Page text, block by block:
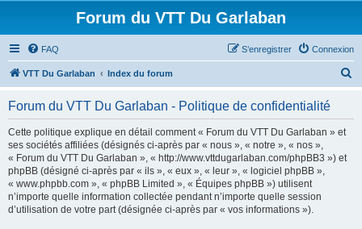
Forum du VTT Du Garlaban
FAQ Connexion
S’enregistrer
VTT Du Garlaban Index du forum
Forum du VTT Du Garlaban - Politique de confidentialité
Cette politique explique en détail comment « Forum du VTT Du Garlaban » et
ses sociétés affiliées (désignés ci-après par « nous », « notre », « nos »,
« Forum du VTT Du Garlaban », « http://www.vttdugarlaban.com/phpBB3 ») et
phpBB (désigné ci-après par « ils », « eux », « leur », « logiciel phpBB »,
« www.phpbb.com », « phpBB Limited », « Équipes phpBB ») utilisent
n’importe quelle information collectée pendant n’importe quelle session
d’utilisation de votre part (désignée ci-après par « vos informations »).